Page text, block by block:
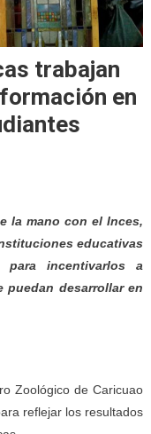
trabajan
en
la mano con el Inces,
educativas
para incentivarlos a
desarrollar en
Zoológico de Caricuao
reflejar los resultados